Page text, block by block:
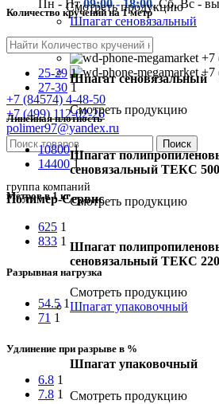
Пн - Пт09:00 - 18:00, Сб, Вс -
+7
+7
+7 (84574) 4-48-50
+7 (499) 112-02-26
polimer97@yandex.ru
Поиск
группа компаний
Полимер-Сервис
Смотреть продукцию
Шпагат сеновязальный
Шпагат сеновязальный
Смотреть продукцию
Шпагат
сеновязальный ТЕКС
Смотреть продукцию
Шпагат
сеновязальный ТЕКС
Смотреть продукцию
Шпагат упаковочный
Шпагат упаковочный
Смотреть продукцию
Количество кручений на 1 метр
25-29 1
27-30 1
Линейная плотность
10800 1
14400 1
Метров в 1 кг
625 1
833 1
Разрывная нагрузка
54.5 1
71 1
Удлинение при разрыве в %
6.8 1
7.8 1